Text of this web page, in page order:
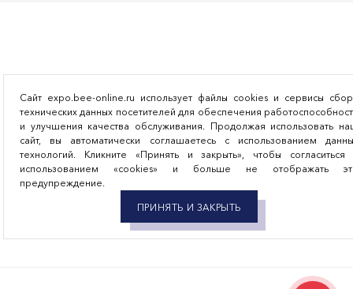
Сайт expo.bee-online.ru использует файлы cookies и сервисы
технических данных посетителей для обеспечения
и улучшения качества обслуживания. Продолжая использовать
сайт, вы автоматически соглашаетесь с использованием
технологий. Кликните «Принять и закрыть», чтобы согласиться
использованием «cookies» и больше не отображать
предупреждение.
ПРИНЯТЬ И ЗАКРЫТЬ